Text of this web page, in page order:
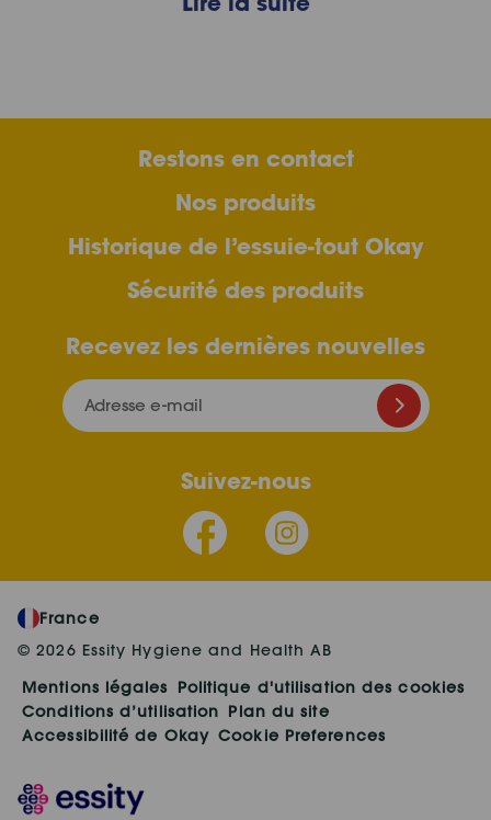
Restons en contact
Nos produits
Historique de l’essuie-tout Okay
Sécurité des produits
Recevez les dernières nouvelles
Adresse e-mail
Suivez-nous
France
© 2026 Essity Hygiene and Health AB
Mentions légales
Politique d'utilisation des cookies
Conditions d’utilisation Plan du site
Accessibilité de Okay Cookie Preferences